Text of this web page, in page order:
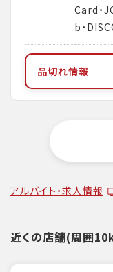
Card・
b・
品切れ情報
アルバイト・求人情報
近くの店舗(周囲